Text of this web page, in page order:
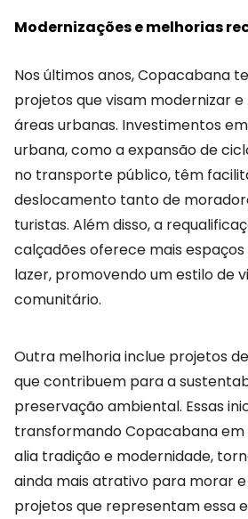
Modernizações e melhorias
Nos últimos anos, Copacabana
projetos que visam modernizar e
áreas urbanas. Investimentos
urbana, como a expansão de
no transporte público, têm
deslocamento tanto de
turistas. Além disso, a
calçadões oferece mais
lazer, promovendo um estilo de
comunitário.
Outra melhoria inclue projetos
que contribuem para a
preservação ambiental. Essas
transformando Copacabana em
alia tradição e modernidade,
ainda mais atrativo para morar e
projetos que representam essa